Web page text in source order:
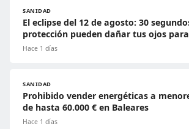
SANIDAD
El eclipse del 12 de agosto: 30
protección pueden dañar tus ojos
Hace 1 días
SANIDAD
Prohibido vender energéticas a
de hasta 60.000 € en Baleares
Hace 1 días